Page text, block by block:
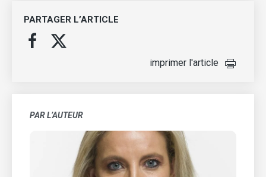
PARTAGER L’ARTICLE
imprimer l'article
PAR L’AUTEUR